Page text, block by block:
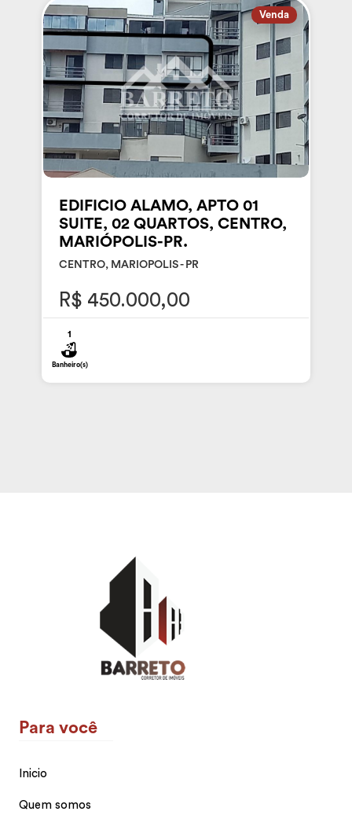
Venda
EDIFICIO ALAMO, APTO 01
SUITE, 02 QUARTOS, CENTRO,
MARIÓPOLIS-PR.
CENTRO, MARIOPOLIS - PR
R$ 450.000,00
1
Banheiro(s)
Para você
Inicio
Quem somos